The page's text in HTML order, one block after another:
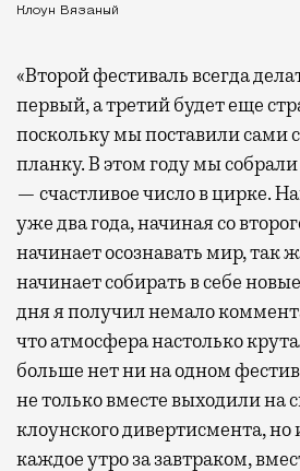
Клоун Вязаный
«Второй фестиваль всегда
первый, а третий будет еще
поскольку мы поставили сами
планку. В этом году мы
— счастливое число в цирке.
уже два года, начиная со
начинает осознавать мир, так
начинает собирать в себе
дня я получил немало
что атмосфера настолько
больше нет ни на одном
не только вместе выходили на
клоунского дивертисмента,
каждое утро за завтраком,